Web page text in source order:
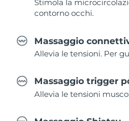
Stimola la
contorno occhi.
Massaggio
Allevia le tensioni. Per
Massaggio trigger
Allevia le tensioni